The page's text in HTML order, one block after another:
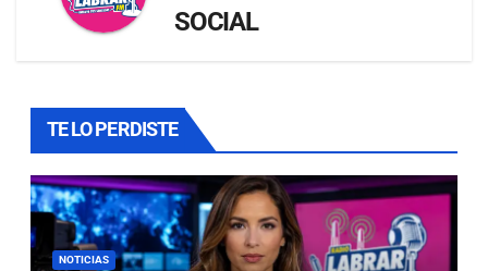
SOCIAL
TE LO PERDISTE
NOTICIAS